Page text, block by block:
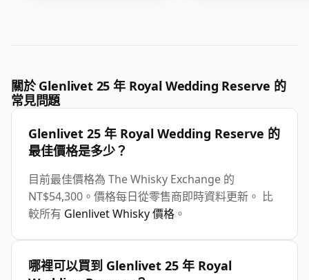
關於 Glenlivet 25 年 Royal Wedding Reserve 的
常見問題
Glenlivet 25 年 Royal Wedding Reserve 的
最佳價格是多少？
目前最佳價格為 The Whisky Exchange 的
NT$54,300。價格每日從零售商即時資料更新。 比
較所有 Glenlivet Whisky 價格 。
哪裡可以買到 Glenlivet 25 年 Royal